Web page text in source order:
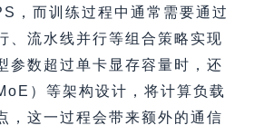
，而训练过程中通常需要通过
、流水线并行等组合策略实现
参数超过单卡显存容量时，还
）等架构设计，将计算负载
，这一过程会带来额外的通信